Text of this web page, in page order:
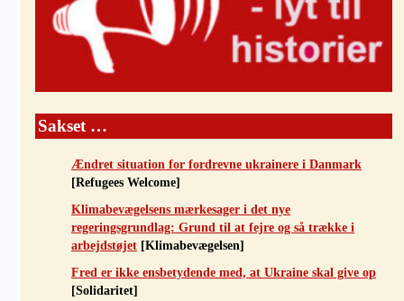
Sakset …
Ændret situation for fordrevne ukrainere i Danmark
[Refugees Welcome]
Klimabevægelsens mærkesager i det nye
regeringsgrundlag: Grund til at fejre og så trække i
arbejdstøjet [Klimabevægelsen]
Fred er ikke ensbetydende med, at Ukraine skal give op
[Solidaritet]